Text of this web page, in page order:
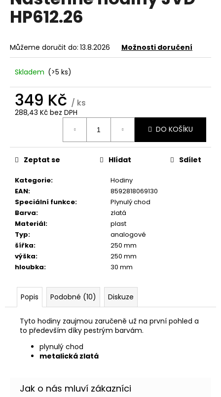
0,0
HP612.26
Můžeme doručit do: 13.8.2026 Možnosti doručení
Skladem (>5 ks)
349 Kč / ks
288,43 Kč bez DPH
DO KOŠÍKU
Kategorie:
Hodiny
EAN:
8592818069130
Speciální funkce:
Plynulý chod
Barva:
zlatá
Materiál:
plast
Typ:
analogové
šířka:
250 mm
výška:
250 mm
hloubka: 30 mm
Zeptat se Hlídat Sdílet
Popis Podobné (10) Diskuze
Tyto hodiny zaujmou zaručeně už na první pohled a
to především díky pestrým barvám.
plynulý chod
metalická zlatá
a
j
t
D
p
o
u
č
u
e
m